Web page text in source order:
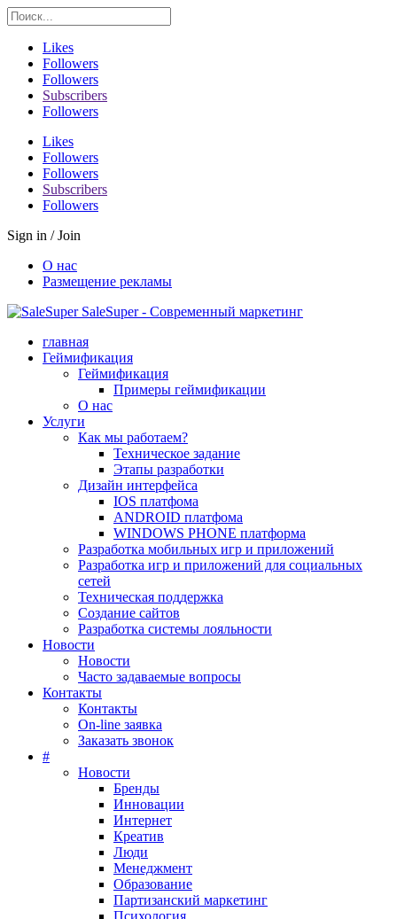
Likes
Followers
Followers
Subscribers
Followers
Likes
Followers
Followers
Subscribers
Followers
Sign in / Join
О нас
Размещение рекламы
SaleSuper - Современный маркетинг
главная
Геймификация
Геймификация
Примеры геймификации
О нас
Услуги
Как мы работаем?
Техническое задание
Этапы разработки
Дизайн интерфейса
IOS платфома
ANDROID платфома
WINDOWS PHONE платформа
Разработка мобильных игр и приложений
Разработка игр и приложений для социальных
сетей
Техническая поддержка
Создание сайтов
Разработка системы лояльности
Новости
Новости
Часто задаваемые вопросы
Контакты
Контакты
On-line заявка
Заказать звонок
#
Новости
Бренды
Инновации
Интернет
Креатив
Люди
Менеджмент
Образование
Партизанский маркетинг
Психология